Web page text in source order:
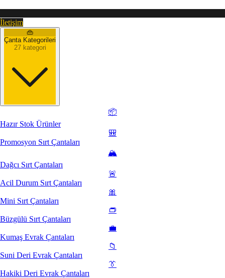
İletişim
👜
Çanta Kategorileri
27 kategori
📦
Hazır Stok Ürünler
🎒
Promosyon Sırt Çantaları
🏔️
Dağcı Sırt Çantaları
🚨
Acil Durum Sırt Çantaları
🎀
Mini Sırt Çantaları
👝
Büzgülü Sırt Çantaları
💼
Kumaş Evrak Çantaları
📁
Suni Deri Evrak Çantaları
👔
Hakiki Deri Evrak Çantaları